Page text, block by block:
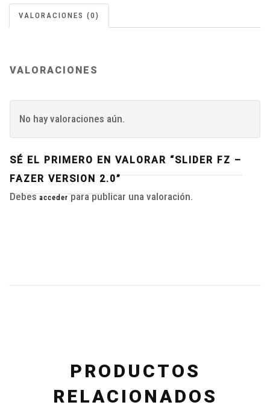
VALORACIONES (0)
VALORACIONES
No hay valoraciones aún.
SÉ EL PRIMERO EN VALORAR “SLIDER FZ –
FAZER VERSION 2.0”
Debesaccederpara publicar una valoración.
PRODUCTOS
RELACIONADOS